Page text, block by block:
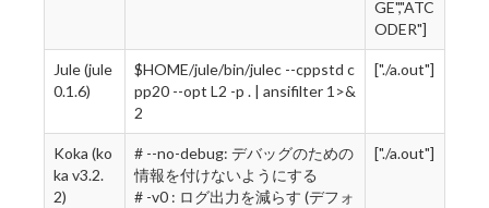
GE","ATC
ODER"]
Jule (jule
0.1.6)
$HOME/jule/bin/julec --cppstd c
pp20 --opt L2 -p . | ansifilter 1>&
2
["./a.out"]
Koka (ko
ka v3.2.
2)
# --no-debug: デバッグのための
情報を付けないようにする
# -v0 : ログ出力を減らす (デフォ
["./a.out"]